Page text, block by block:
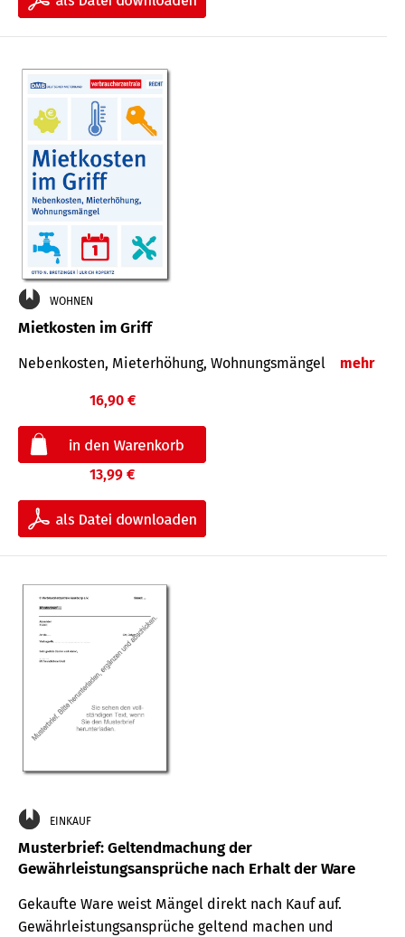
WOHNEN
Mietkosten im Griff
Nebenkosten, Mieterhöhung, Wohnungsmängel mehr
16,90 €
13,99 €
EINKAUF
Musterbrief: Geltendmachung der
Gewährleistungsansprüche nach Erhalt der Ware
Gekaufte Ware weist Mängel direkt nach Kauf auf.
Gewährleistungsansprüche geltend machen und